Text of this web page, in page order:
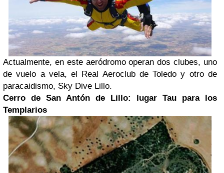
Actualmente, en este aeródromo operan dos clubes, uno
de vuelo a vela, el Real Aeroclub de Toledo y otro de
paracaidismo, Sky Dive Lillo.
Cerro de San Antón de Lillo: lugar Tau para los
Templarios